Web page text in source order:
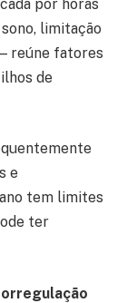
por horas
limitação
reúne fatores
de
e
tem limites
ter